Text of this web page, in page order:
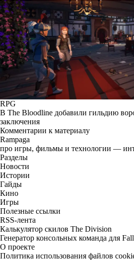
RPG
В The Bloodline добавили гильдию
заключения
Комментарии к материалу
Rampaga
про игры, фильмы и технологии —
Разделы
Новости
Истории
Гайды
Кино
Игры
Полезные ссылки
RSS-лента
Калькулятор скилов The Division
Генератор консольных команда для
О проекте
Политика использования файлов